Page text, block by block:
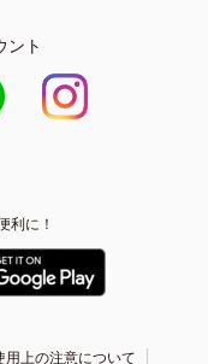
ント
利に！
用上の注意について